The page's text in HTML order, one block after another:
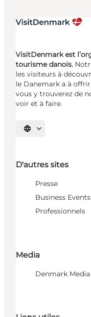
VisitDenmark est
tourisme danois.
les visiteurs à
le Danemark a à
vous y trouverez de
voir et à faire.
Choisissez la langue
D'autres sites
Presse
Business Events
Professionnels
Media
Denmark